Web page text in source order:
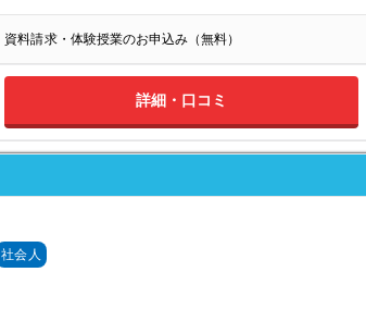
資料請求・体験授業のお申込み（無料）
詳細・口コミ
社会人